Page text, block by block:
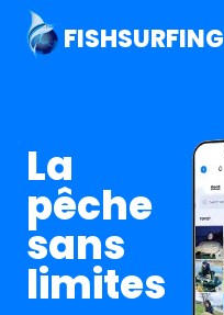
FISHSURFING
La
pêche
sans
limites